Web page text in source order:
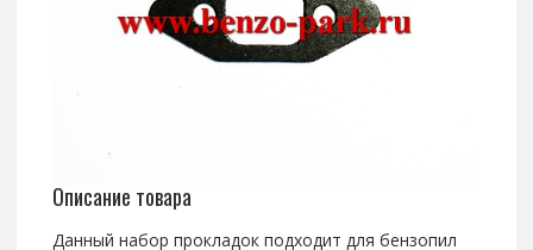
Описание товара
Данный набор прокладок подходит для бензопил